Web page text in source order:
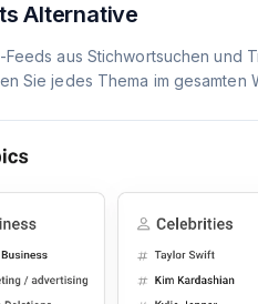
Alternative
Feeds aus Stichwortsuchen und
Sie jedes Thema im gesamten